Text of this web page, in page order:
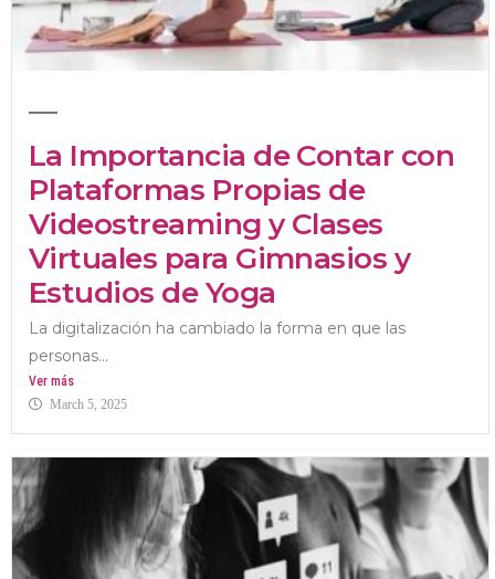
La Importancia de Contar con
Plataformas Propias de
Videostreaming y Clases
Virtuales para Gimnasios y
Estudios de Yoga
La digitalización ha cambiado la forma en que las
personas...
Ver más
March 5, 2025